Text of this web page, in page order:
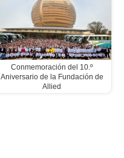
Conmemoración del 10.º
Aniversario de la Fundación de
Allied